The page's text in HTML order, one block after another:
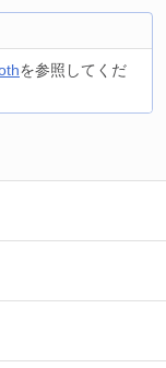
を参照してくだ